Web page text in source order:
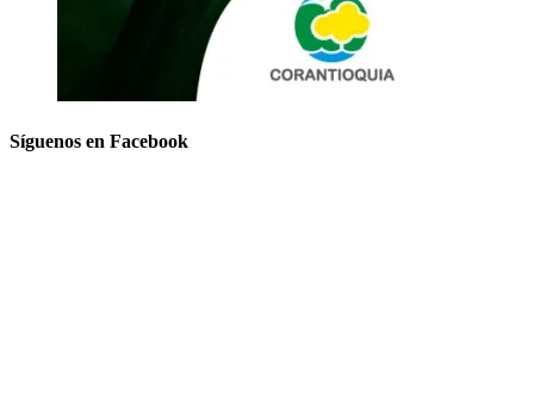
Síguenos en Facebook